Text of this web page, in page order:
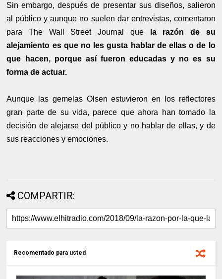
Sin embargo, después de presentar sus diseños, salieron
al público y aunque no suelen dar entrevistas, comentaron
para The Wall Street Journal que
la razón de su
alejamiento es que no les gusta hablar de ellas o de lo
que hacen, porque así fueron educadas y no es su
forma de actuar.
Aunque las gemelas Olsen estuvieron en los reflectores
gran parte de su vida, parece que ahora han tomado la
decisión de alejarse del público y no hablar de ellas, y de
sus reacciones y emociones.
COMPARTIR:
Recomentado para usted